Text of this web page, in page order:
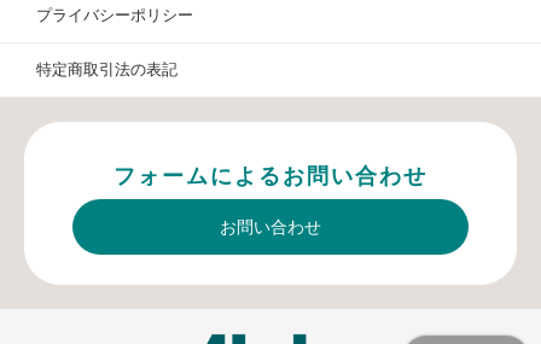
プライバシーポリシー
特定商取引法の表記
フォームによるお問い合わせ
お問い合わせ